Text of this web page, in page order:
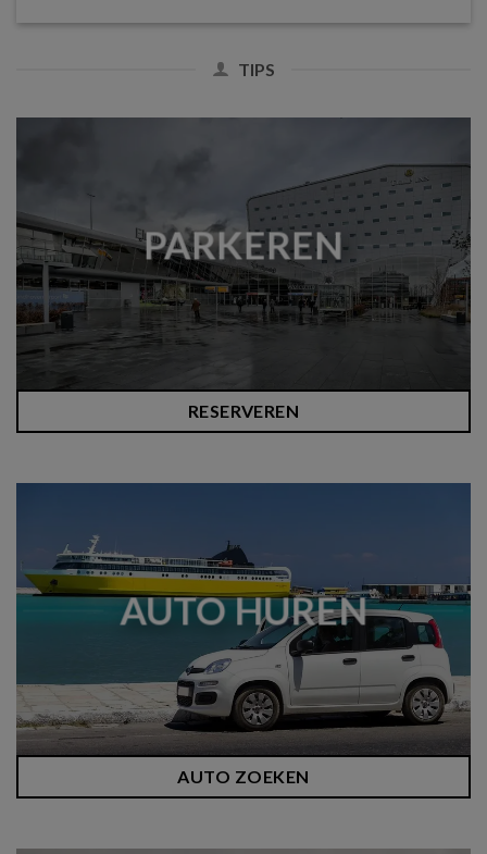
TIPS
PARKEREN
RESERVEREN
AUTO HUREN
AUTO ZOEKEN